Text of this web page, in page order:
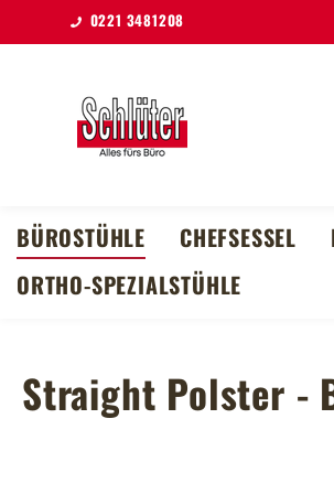
Hauptinhalt springen
Zur Suche springen
Zur Hauptnavigation springen
0221 3481208
BÜROSTÜHLE CHEFSESSEL
ORTHO-SPEZIALSTÜHLE
Straight Polster -